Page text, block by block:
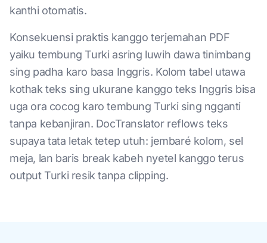
kanthi otomatis.
Konsekuensi praktis kanggo terjemahan PDF
yaiku tembung Turki asring luwih dawa tinimbang
sing padha karo basa Inggris. Kolom tabel utawa
kothak teks sing ukurane kanggo teks Inggris bisa
uga ora cocog karo tembung Turki sing ngganti
tanpa kebanjiran. DocTranslator reflows teks
supaya tata letak tetep utuh: jembaré kolom, sel
meja, lan baris break kabeh nyetel kanggo terus
output Turki resik tanpa clipping.